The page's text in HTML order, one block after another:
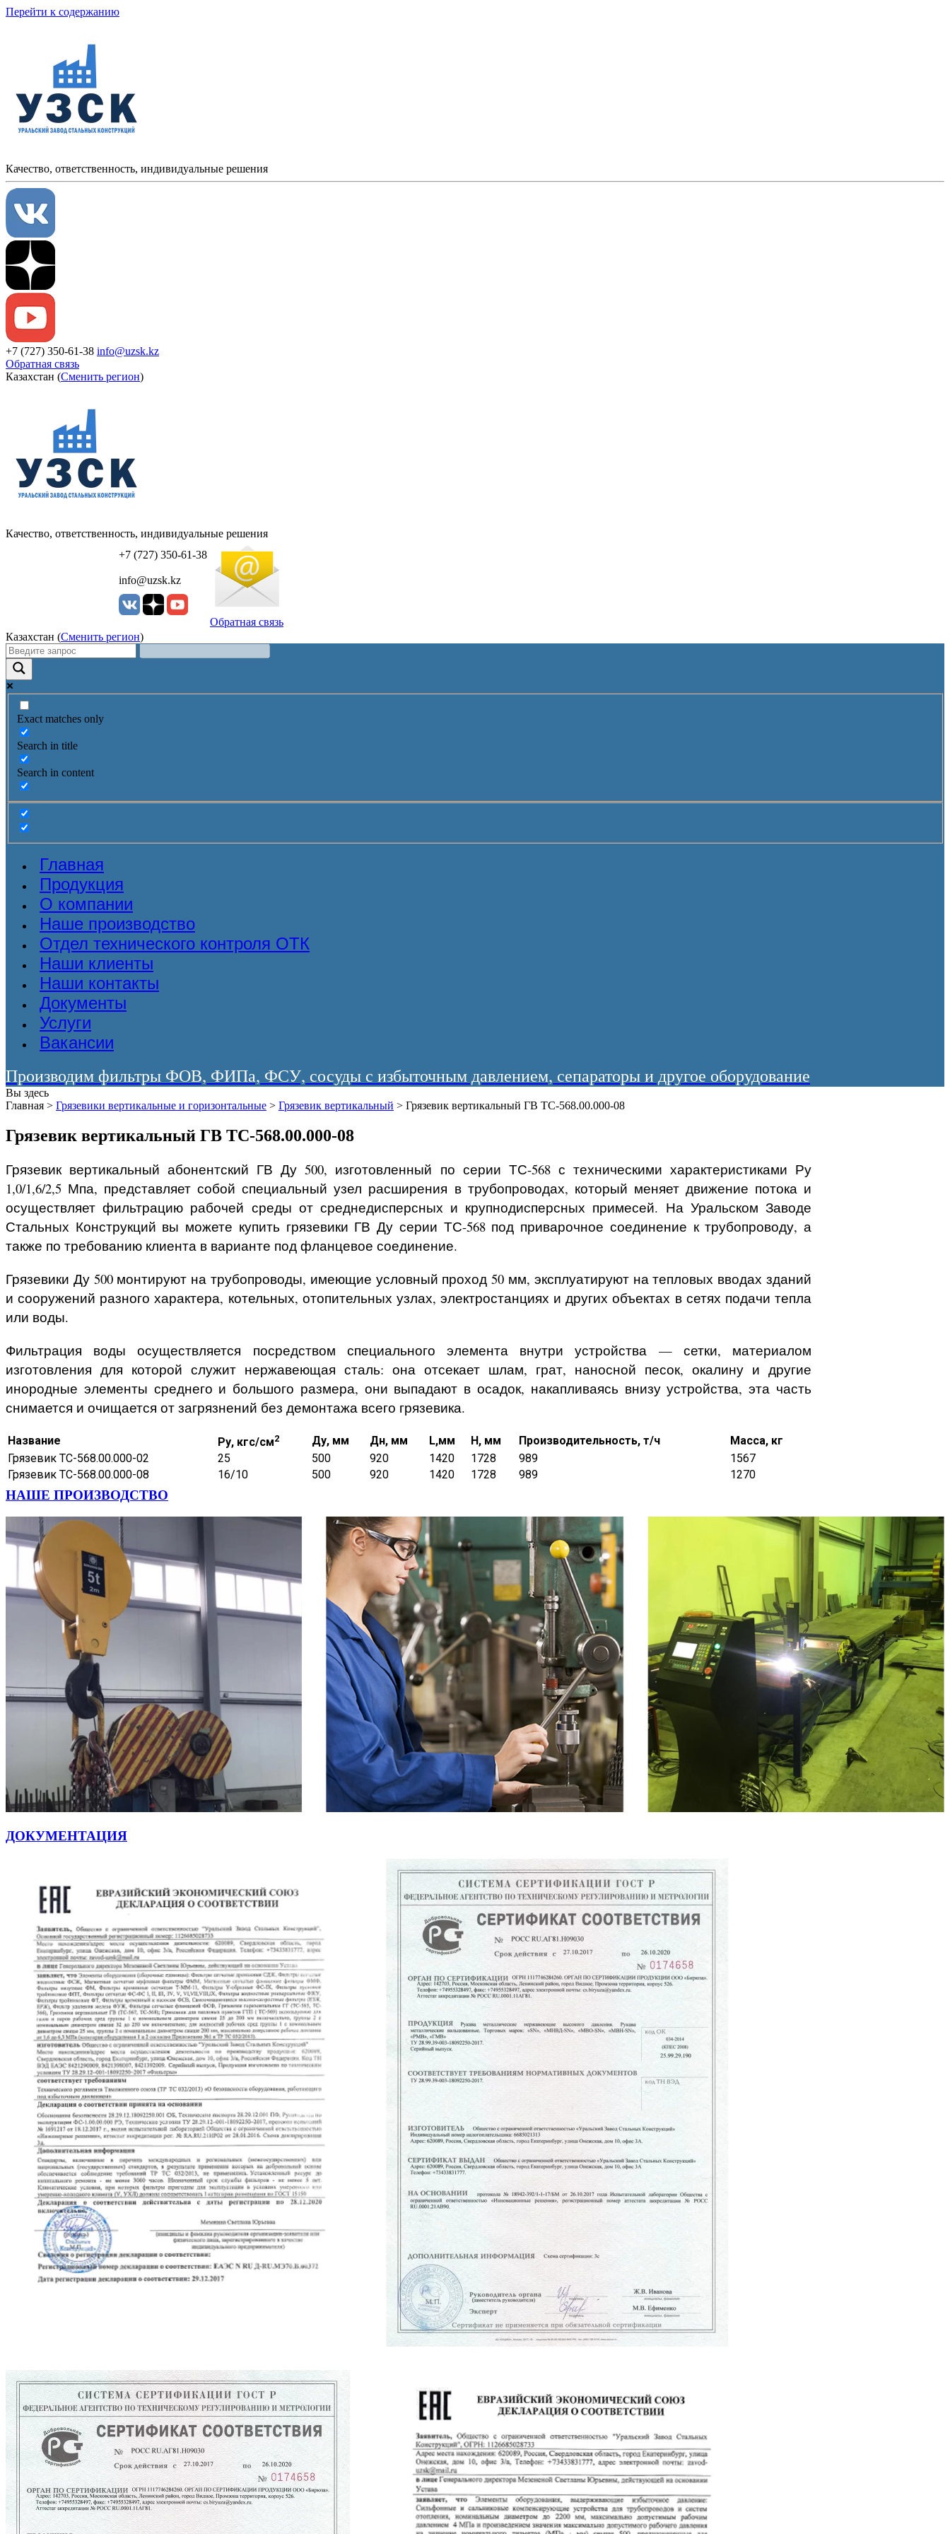
Перейти к содержанию
Качество, ответственность, индивидуальные решения
+7 (727) 350-61-38 info@uzsk.kz
Обратная связь
Казахстан (Сменить регион)
УЗСК Казахстан
Качество, ответственность, индивидуальные решения
+7 (727) 350-61-38
info@uzsk.kz
Обратная связь
Казахстан (Сменить регион)
Exact matches only
Search in title
Search in content
Главная
Продукция
О компании
Наше производство
Отдел технического контроля ОТК
Наши клиенты
Наши контакты
Документы
Услуги
Вакансии
Производим фильтры ФОВ, ФИПа, ФСУ, сосуды с избыточным давлением, сепараторы и другое оборудование
Вы здесь
Главная > Грязевики вертикальные и горизонтальные > Грязевик вертикальный > Грязевик вертикальный ГВ ТС-568.00.000-08
Грязевик вертикальный ГВ ТС-568.00.000-08
Грязевик вертикальный абонентский ГВ Ду 500, изготовленный по серии ТС-568 с техническими характеристиками Ру
1,0/1,6/2,5 Мпа, представляет собой специальный узел расширения в трубопроводах, который меняет движение потока и
осуществляет фильтрацию рабочей среды от среднедисперсных и крупнодисперсных примесей. На Уральском Заводе
Стальных Конструкций вы можете купить грязевики ГВ Ду серии ТС-568 под приварочное соединение к трубопроводу, а
также по требованию клиента в варианте под фланцевое соединение.
Грязевики Ду 500 монтируют на трубопроводы, имеющие условный проход 50 мм, эксплуатируют на тепловых вводах зданий
и сооружений разного характера, котельных, отопительных узлах, электростанциях и других объектах в сетях подачи тепла
или воды.
Фильтрация воды осуществляется посредством специального элемента внутри устройства — сетки, материалом
изготовления для которой служит нержавеющая сталь: она отсекает шлам, грат, наносной песок, окалину и другие
инородные элементы среднего и большого размера, они выпадают в осадок, накапливаясь внизу устройства, эта часть
снимается и очищается от загрязнений без демонтажа всего грязевика.
Название Ру, кгс/см2 Ду, мм Дн, мм L,мм H, мм Производительность, т/ч
Масса, кг
Грязевик ТС-568.00.000-02
25 500 920 1420 1728 989
1567
Грязевик ТС-568.00.000-08
16/10 500 920 1420 1728 989 1270
НАШЕ ПРОИЗВОДСТВО
ДОКУМЕНТАЦИЯ